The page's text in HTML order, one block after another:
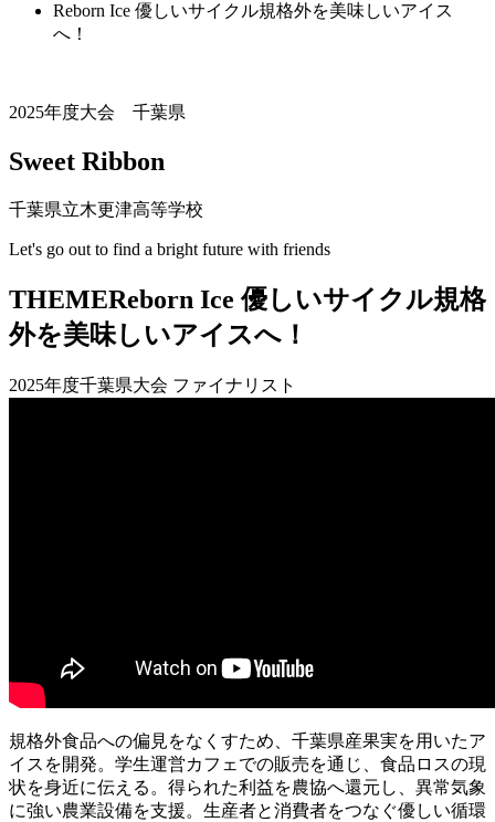
Reborn Ice 優しいサイクル規格外を美味しいアイス
へ！
2025年度大会 千葉県
Sweet Ribbon
千葉県立木更津高等学校
Let's go out to find a bright future with friends
THEMEReborn Ice 優しいサイクル規格
外を美味しいアイスへ！
2025年度千葉県大会 ファイナリスト
規格外食品への偏見をなくすため、千葉県産果実を用いたア
イスを開発。学生運営カフェでの販売を通じ、食品ロスの現
状を身近に伝える。得られた利益を農協へ還元し、異常気象
に強い農業設備を支援。生産者と消費者をつなぐ優しい循環